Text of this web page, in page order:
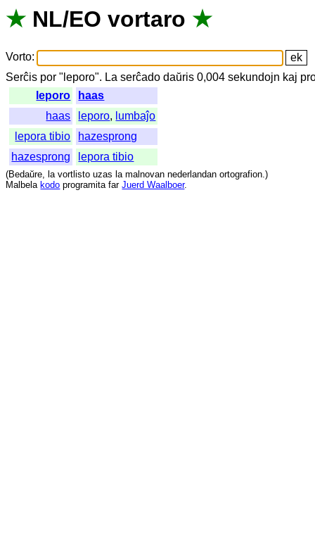
★ NL/EO vortaro ★
Vorto:
Serĉis por " leporo". La serĉado daŭris 0,004sekundojn kaj
leporo
haas
haas
leporo, lumbaĵo
lepora tibio
hazesprong
hazesprong
lepora tibio
(Bedaŭre, la vortlisto uzas la malnovan nederlandan ortografion.)
Malbela kodo programita far Juerd Waalboer.